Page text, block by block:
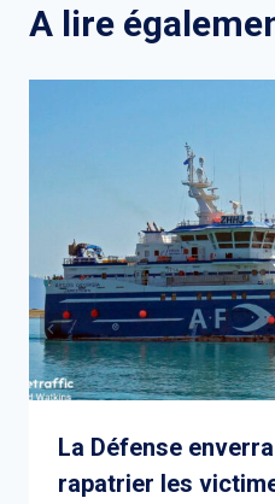
A lire
La Défense
rapatrier les